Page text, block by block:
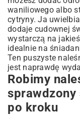
waniliowego albo
cytryny. Ja
dodaje cudownej
wystarczą na
idealnie na
Ten puszyste
jest naprawdę
Robimy
po kroku